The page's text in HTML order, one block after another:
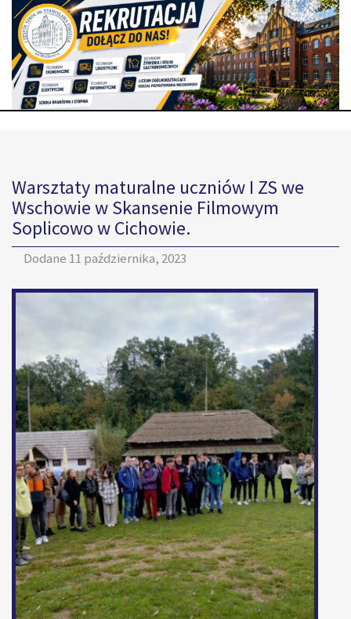
Warsztaty maturalne uczniów I ZS we
Wschowie w Skansenie Filmowym
Soplicowo w Cichowie.
Dodane 11 października, 2023